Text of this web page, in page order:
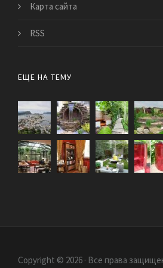
Карта сайта
RSS
ЕЩЕ НА ТЕМУ
Copyright © 2026 · Все права